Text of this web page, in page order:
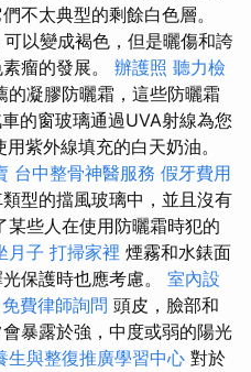
不太典型的剩餘白色層。
以變成褐色，但是曬傷和誇
瘤的發展。 辦護照 聽力檢
凝膠防曬霜，這些防曬霜
的窗玻璃通過UVA射線為您
紫外線填充的白天奶油。
台中整骨神醫服務 假牙費用
型的擋風玻璃中，並且沒有
些人在使用防曬霜時犯的
月子 打掃家裡 煙霧和水錶面
保護時也應考慮。 室內設
免費律師詢問 頭皮，臉部和
暴露於強，中度或弱的陽光
生與整復推廣學習中心 對於